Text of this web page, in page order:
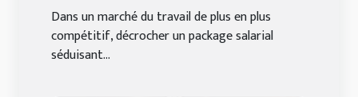
sans expérience préalable
Dans un marché du travail de plus en plus
compétitif, décrocher un package salarial
séduisant...